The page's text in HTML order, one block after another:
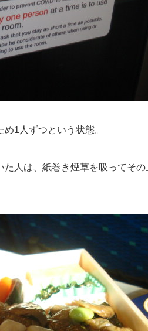
1人ずつという状態。
人は、紙巻き煙草を吸ってそ